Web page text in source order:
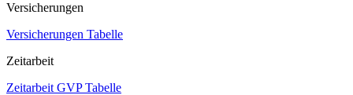
Versicherungen
Versicherungen Tabelle
Zeitarbeit
Zeitarbeit GVP Tabelle